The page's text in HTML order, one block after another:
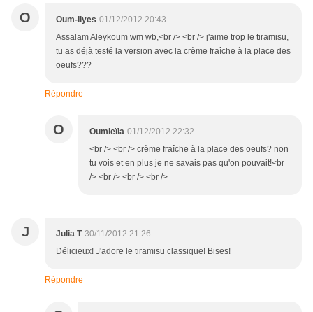
O Oum-Ilyes 01/12/2012 20:43
Assalam Aleykoum wm wb,<br /> <br /> j'aime trop le tiramisu,
tu as déjà testé la version avec la crème fraîche à la place des
oeufs???
Répondre
O Oumleïla 01/12/2012 22:32
<br /> <br /> crème fraîche à la place des oeufs? non
tu vois et en plus je ne savais pas qu'on pouvait!<br
/> <br /> <br /> <br />
J Julia T 30/11/2012 21:26
Délicieux! J'adore le tiramisu classique! Bises!
Répondre